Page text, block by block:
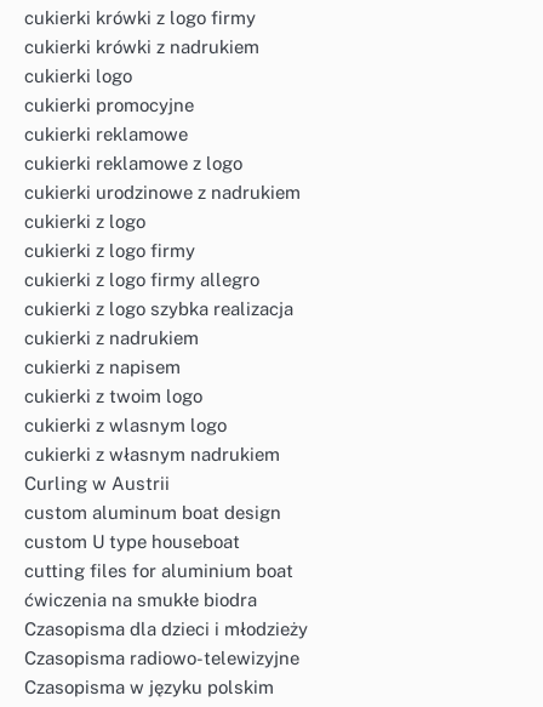
cukierki krówki z logo firmy
cukierki krówki z nadrukiem
cukierki logo
cukierki promocyjne
cukierki reklamowe
cukierki reklamowe z logo
cukierki urodzinowe z nadrukiem
cukierki z logo
cukierki z logo firmy
cukierki z logo firmy allegro
cukierki z logo szybka realizacja
cukierki z nadrukiem
cukierki z napisem
cukierki z twoim logo
cukierki z wlasnym logo
cukierki z własnym nadrukiem
Curling w Austrii
custom aluminum boat design
custom U type houseboat
cutting files for aluminium boat
ćwiczenia na smukłe biodra
Czasopisma dla dzieci i młodzieży
Czasopisma radiowo-telewizyjne
Czasopisma w języku polskim